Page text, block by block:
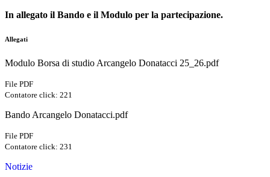
In allegato il Bando e il Modulo per la partecipazione.
Allegati
Modulo Borsa di studio Arcangelo Donatacci 25_26.pdf
File PDF
Contatore click: 221
Bando Arcangelo Donatacci.pdf
File PDF
Contatore click: 231
Notizie